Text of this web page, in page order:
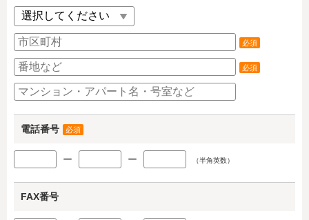
必須
必須
電話番号 必須
ー ー （半角英数）
FAX番号